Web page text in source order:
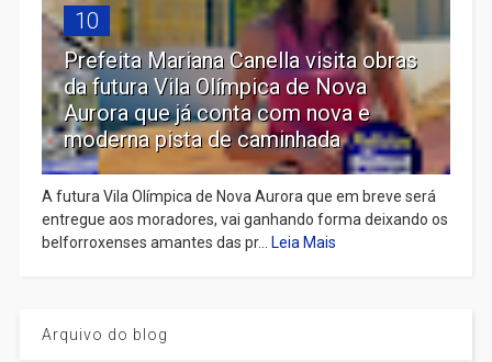
10
Prefeita Mariana Canella visita obras
da futura Vila Olímpica de Nova
Aurora que já conta com nova e
moderna pista de caminhada
A futura Vila Olímpica de Nova Aurora que em breve será
entregue aos moradores, vai ganhando forma deixando os
belforroxenses amantes das pr... Leia Mais
Arquivo do blog